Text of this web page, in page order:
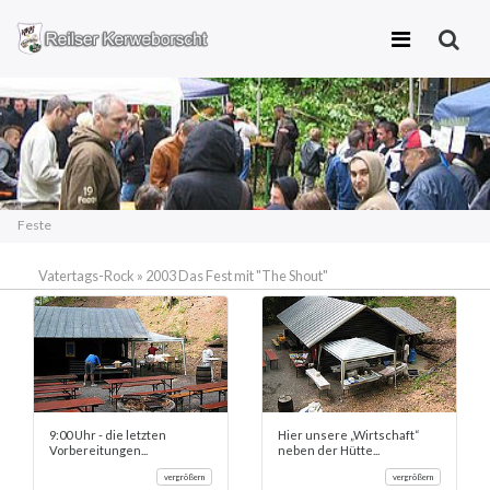
Inhalt
springen
Feste
Vatertags-Rock » 2003 Das Fest mit "The Shout"
9:00 Uhr - die letzten
Vorbereitungen...
vergrößern
Hier unsere „Wirtschaft“
neben der Hütte...
vergrößern